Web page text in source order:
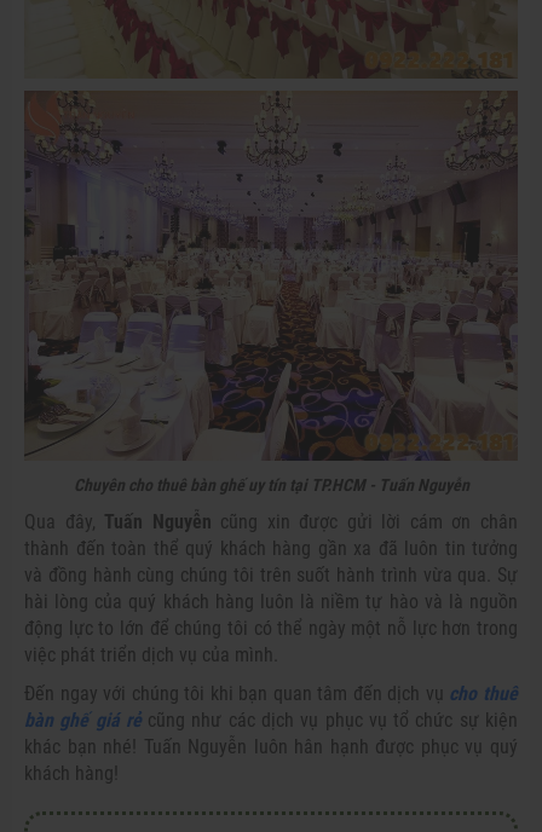
Chuyên cho thuê bàn ghế uy tín tại TP.HCM - Tuấn Nguyễn
Qua đây, Tuấn Nguyễn cũng xin được gửi lời cám ơn chân
thành đến toàn thể quý khách hàng gần xa đã luôn tin tưởng
và đồng hành cùng chúng tôi trên suốt hành trình vừa qua. Sự
hài lòng của quý khách hàng luôn là niềm tự hào và là nguồn
động lực to lớn để chúng tôi có thể ngày một nỗ lực hơn trong
việc phát triển dịch vụ của mình.
Đến ngay với chúng tôi khi bạn quan tâm đến dịch vụ cho thuê
bàn ghế giá rẻcũng như các dịch vụ phục vụ tổ chức sự kiện
khác bạn nhé! Tuấn Nguyễn luôn hân hạnh được phục vụ quý
khách hàng!